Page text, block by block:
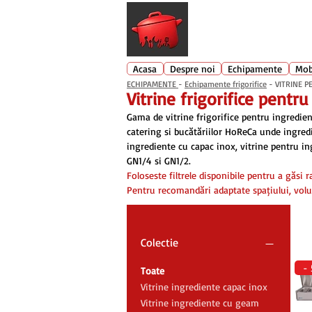
ECHIPAMENTE - Echipamente frigorifice - VITRINE
Vitrine frigorifice
Gama de vitrine frigorifice pentru
catering și bucătăriilor HoReCa unde
ingrediente cu capac inox, vitrine pentru
GN1/4 și GN1/2.
Folosește filtrele disponibile pentru a găsi
Pentru recomandări adaptate spațiului,
Colectie
Toate
Vitrine ingrediente capac inox
Vitrine ingrediente cu geam
-
Acasa Despre noi Echipamente